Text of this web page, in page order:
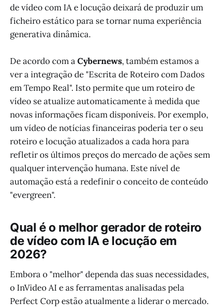
de vídeo com IA e locução deixará de produzir um
ficheiro estático para se tornar numa experiência
generativa dinâmica.
De acordo com aCybernews, também estamos a
ver a integração de "Escrita de Roteiro com Dados
em Tempo Real". Isto permite que um roteiro de
vídeo se atualize automaticamente à medida que
novas informações ficam disponíveis. Por exemplo,
um vídeo de notícias financeiras poderia ter o seu
roteiro e locução atualizados a cada hora para
refletir os últimos preços do mercado de ações sem
qualquer intervenção humana. Este nível de
automação está a redefinir o conceito de conteúdo
"evergreen".
Qual é o melhor gerador de roteiro
de vídeo com IA e locução em
2026?
Embora o "melhor" dependa das suas necessidades,
o InVideo AI e as ferramentas analisadas pela
Perfect Corp estão atualmente a liderar o mercado.